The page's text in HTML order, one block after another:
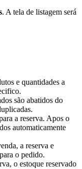
. A tela de listagem será
e quantidades a
são abatidos do
a reserva. Apos o
automaticamente
a reserva e
o pedido.
o estoque reservado